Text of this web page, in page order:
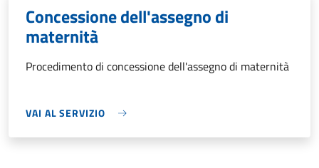
Concessione dell'assegno di
maternità
Procedimento di concessione dell'assegno di maternità
VAI AL SERVIZIO